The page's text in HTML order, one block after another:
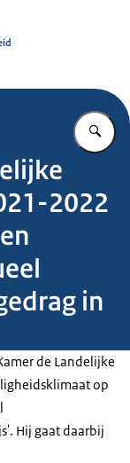
2022
in
de Landelijke
op
Hij gaat daarbij